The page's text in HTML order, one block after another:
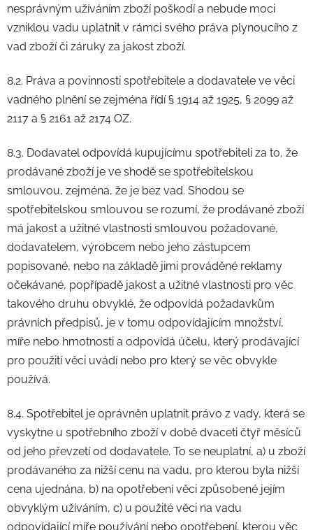
nesprávným užíváním zboží poškodí a nebude moci
vzniklou vadu uplatnit v rámci svého práva plynoucího z
vad zboží či záruky za jakost zboží.
8.2. Práva a povinnosti spotřebitele a dodavatele ve věci
vadného plnění se zejména řídí § 1914 až 1925, § 2099 až
2117 a § 2161 až 2174 OZ.
8.3. Dodavatel odpovídá kupujícímu spotřebiteli za to, že
prodávané zboží je ve shodě se spotřebitelskou
smlouvou, zejména, že je bez vad. Shodou se
spotřebitelskou smlouvou se rozumí, že prodávané zboží
má jakost a užitné vlastnosti smlouvou požadované,
dodavatelem, výrobcem nebo jeho zástupcem
popisované, nebo na základě jimi prováděné reklamy
očekávané, popřípadě jakost a užitné vlastnosti pro věc
takového druhu obvyklé, že odpovídá požadavkům
právních předpisů, je v tomu odpovídajícím množství,
míře nebo hmotnosti a odpovídá účelu, který prodávající
pro použití věci uvádí nebo pro který se věc obvykle
používá.
8.4. Spotřebitel je oprávněn uplatnit právo z vady, která se
vyskytne u spotřebního zboží v době dvaceti čtyř měsíců
od jeho převzetí od dodavatele. To se neuplatní, a) u zboží
prodávaného za nižší cenu na vadu, pro kterou byla nižší
cena ujednána, b) na opotřebení věci způsobené jejím
obvyklým užíváním, c) u použité věci na vadu
odpovídající míře používání nebo opotřebení, kterou věc